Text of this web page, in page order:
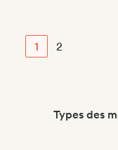
1 2
Types des